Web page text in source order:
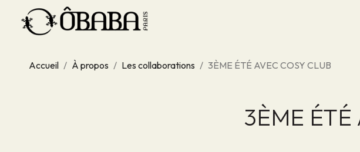
Accueil À propos Les collaborations 3ÈME ÉTÉ AVEC COSY CLUB
3ÈME ÉTÉ